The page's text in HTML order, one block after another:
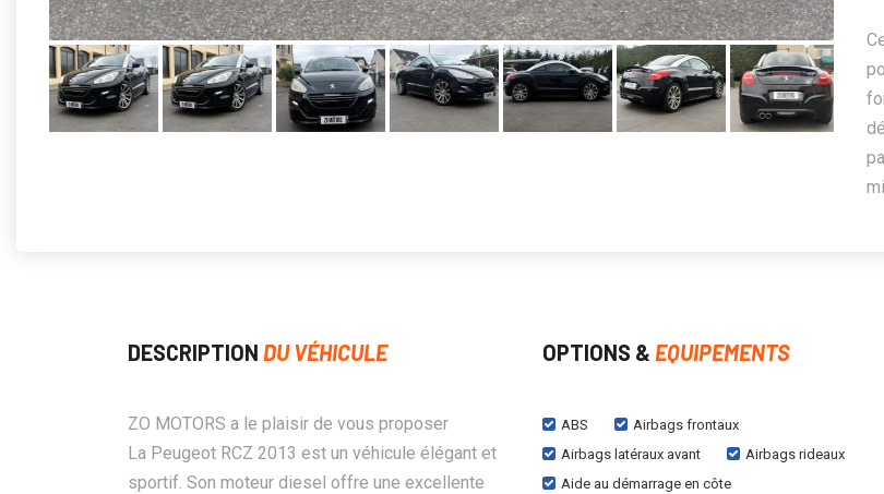
DESCRIPTION DU VÉHICULE
ZO MOTORS a le plaisir de vous proposer
La Peugeot RCZ 2013 est un véhicule élégant et
sportif. Son moteur diesel offre une excellente
OPTIONS & EQUIPEMENTS
ABS
Airbags frontaux
Airbags latéraux avant
Airbags rideaux
Aide au démarrage en côte